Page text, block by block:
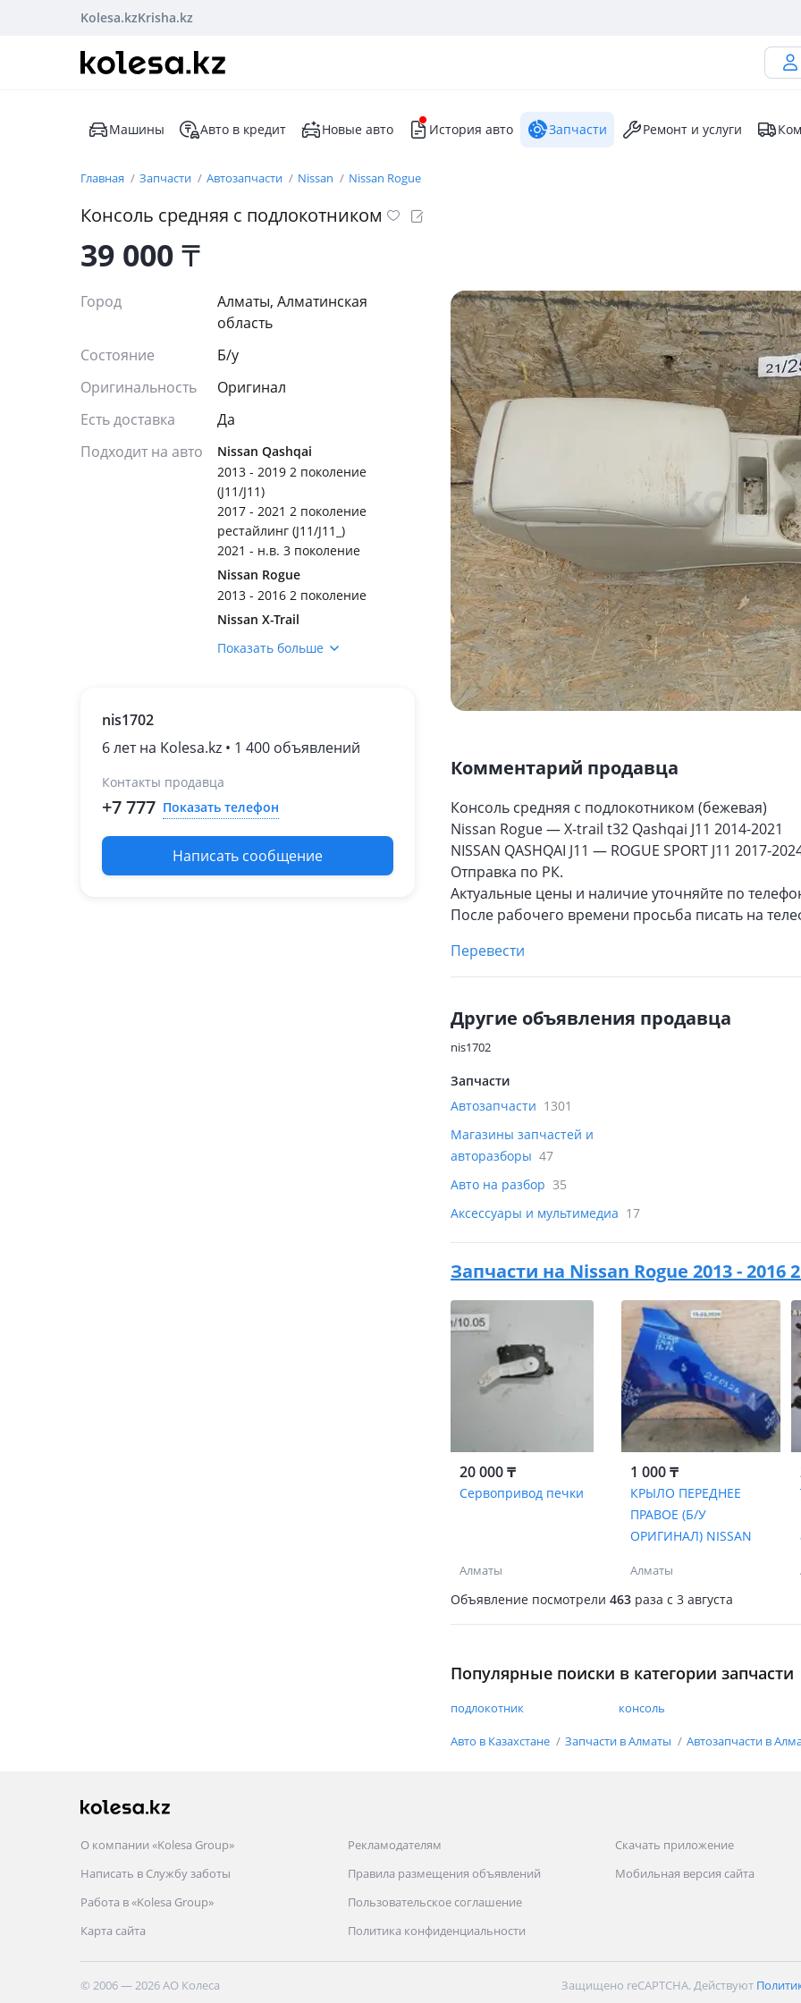
Kolesa.kzKrisha.kz
Машины Авто в кредит Новые авто История авто Запчасти Ремонт и услуги
Главная Запчасти Автозапчасти Nissan Nissan Rogue
Консоль средняя с подлокотником
39 000₸
Город
Алматы, Алматинская
область
Состояние
Б/y
Оригинальность
Оригинал
Есть доставка
Да
Подходит на авто
Nissan Qashqai
2013 - 2019 2 поколение
(J11/J11)
2017 - 2021 2 поколение
рестайлинг (J11/J11_)
2021 - н.в. 3 поколение
Nissan Rogue
2013 - 2016 2 поколение
Nissan X-Trail
2013 - 2019 T32
Показать больше
nis1702
6 лет на Kolesa.kz • 1 400 объявлений
Контакты продавца
+7 777 Показать телефон
Написать сообщение
Комментарий продавца
Консоль средняя с подлокотником (бежевая)
Nissan Rogue — X-trail t32 Qashqai J11 2014-2021
NISSAN QASHQAI J11 — ROGUE SPORT J11 2017-
Отправка по РК.
Актуальные цены и наличие уточняйте по
После рабочего времени просьба писать на
Перевести
Другие объявления продавца
nis1702
Запчасти
Автозапчасти 1301
Магазины запчастей и
авторазборы 47
Авто на разбор 35
Аксессуары и мультимедиа 17
Запчасти на Nissan Rogue 2013 - 2016
20 000 ₸
Сервопривод печки
Алматы
1 000 ₸
КРЫЛО ПЕРЕДНЕЕ
ПРАВОЕ (Б/У
ОРИГИНАЛ) NISSAN
Алматы
Объявление посмотрели 463 раза c 3 августа
Популярные поиски в категории запчасти
подлокотник консоль
Авто в Казахстане Запчасти в Алматы Автозапчасти в
О компании «Kolesa Group»
Написать в Службу заботы
Работа в «Kolesa Group»
Карта сайта
Рекламодателям
Правила размещения объявлений
Пользовательское соглашение
Политика конфиденциальности
Скачать приложение
Мобильная версия сайта
© 2006 — 2026 АО Колеса Защищено reCAPTCHA. Действуют